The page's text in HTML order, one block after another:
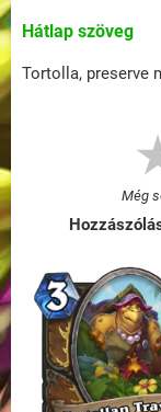
Hátlap szöveg
Tortolla, preserve
Még